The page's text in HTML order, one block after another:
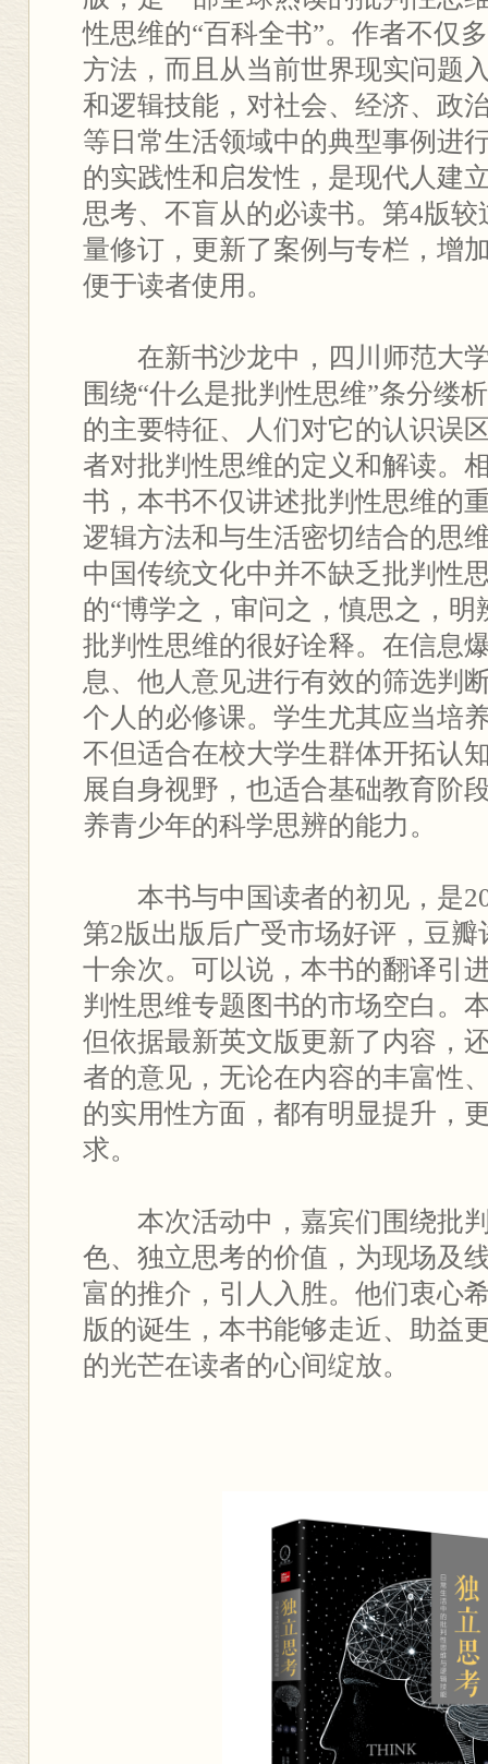
性思维的“百科全书”。作者不仅
方法，而且从当前世界现实问题
和逻辑技能，对社会、经济、政
等日常生活领域中的典型事例进
的实践性和启发性，是现代人建
思考、不盲从的必读书。第4版
量修订，更新了案例与专栏，增
便于读者使用。
在新书沙龙中，四川师范大
围绕“什么是批判性思维”条分缕
的主要特征、人们对它的认识误
者对批判性思维的定义和解读。
书，本书不仅讲述批判性思维的
逻辑方法和与生活密切结合的思
中国传统文化中并不缺乏批判性
的“博学之，审问之，慎思之，明
批判性思维的很好诠释。在信息
息、他人意见进行有效的筛选判
个人的必修课。学生尤其应当培
不但适合在校大学生群体开拓认
展自身视野，也适合基础教育阶
养青少年的科学思辨的能力。
本书与中国读者的初见，是
第2版出版后广受市场好评，豆
十余次。可以说，本书的翻译引
判性思维专题图书的市场空白。
但依据最新英文版更新了内容，
者的意见，无论在内容的丰富性
的实用性方面，都有明显提升，
求。
本次活动中，嘉宾们围绕批
色、独立思考的价值，为现场及
富的推介，引人入胜。他们衷心
版的诞生，本书能够走近、助益
的光芒在读者的心间绽放。